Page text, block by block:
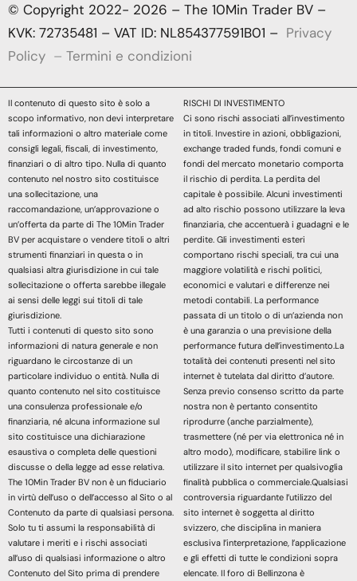
© Copyright 2022- 2026 – The 10Min Trader BV –
KVK: 72735481 – VAT ID: NL854377591B01 – Privacy
Policy – Termini e condizioni
Il contenuto di questo sito è solo a
scopo informativo, non devi interpretare
tali informazioni o altro materiale come
consigli legali, fiscali, di investimento,
finanziari o di altro tipo. Nulla di quanto
contenuto nel nostro sito costituisce
una sollecitazione, una
raccomandazione, un’approvazione o
un’offerta da parte di The 10Min Trader
BV per acquistare o vendere titoli o altri
strumenti finanziari in questa o in
qualsiasi altra giurisdizione in cui tale
sollecitazione o offerta sarebbe illegale
ai sensi delle leggi sui titoli di tale
giurisdizione.
Tutti i contenuti di questo sito sono
informazioni di natura generale e non
riguardano le circostanze di un
particolare individuo o entità. Nulla di
quanto contenuto nel sito costituisce
una consulenza professionale e/o
finanziaria, né alcuna informazione sul
sito costituisce una dichiarazione
esaustiva o completa delle questioni
discusse o della legge ad esse relativa.
The 10Min Trader BV non è un fiduciario
in virtù dell’uso o dell’accesso al Sito o al
Contenuto da parte di qualsiasi persona.
Solo tu ti assumi la responsabilità di
valutare i meriti e i rischi associati
all’uso di qualsiasi informazione o altro
Contenuto del Sito prima di prendere
RISCHI DI INVESTIMENTO
Ci sono rischi associati all’investimento
in titoli. Investire in azioni, obbligazioni,
exchange traded funds, fondi comuni e
fondi del mercato monetario comporta
il rischio di perdita. La perdita del
capitale è possibile. Alcuni investimenti
ad alto rischio possono utilizzare la leva
finanziaria, che accentuerà i guadagni e le
perdite. Gli investimenti esteri
comportano rischi speciali, tra cui una
maggiore volatilità e rischi politici,
economici e valutari e differenze nei
metodi contabili. La performance
passata di un titolo o di un’azienda non
è una garanzia o una previsione della
performance futura dell’investimento.La
totalità dei contenuti presenti nel sito
internet è tutelata dal diritto d’autore.
Senza previo consenso scritto da parte
nostra non è pertanto consentito
riprodurre (anche parzialmente),
trasmettere (né per via elettronica né in
altro modo), modificare, stabilire link o
utilizzare il sito internet per qualsivoglia
finalità pubblica o commerciale.Qualsiasi
controversia riguardante l’utilizzo del
sito internet è soggetta al diritto
svizzero, che disciplina in maniera
esclusiva l’interpretazione, l’applicazione
e gli effetti di tutte le condizioni sopra
elencate. Il foro di Bellinzona è